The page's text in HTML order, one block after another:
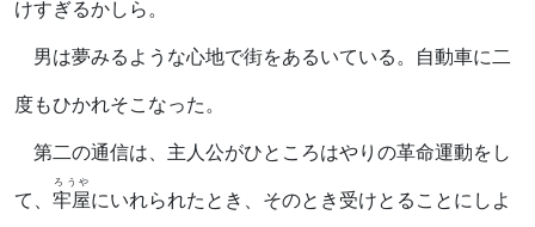
けすぎるかしら。
男は夢みるような心地で街をあるいている。自動車に二
度もひかれそこなった。
第二の通信は、主人公がひところはやりの革命運動をし
て、 牢屋
ろうや
にいれられたとき、そのとき受けとることにしよ